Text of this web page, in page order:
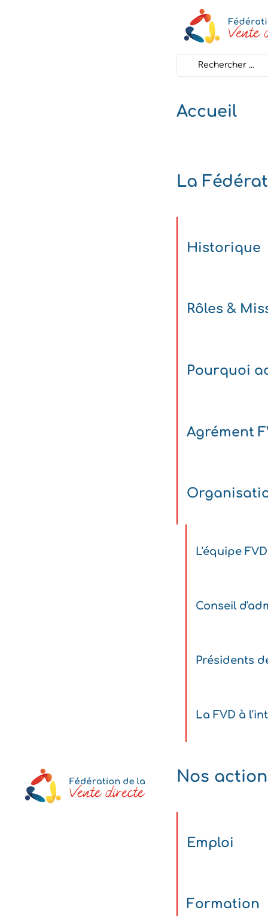
Search
...
Accueil
La
Historique
Rôles &
Pourquoi
Agrément
L'équipe FVD
Conseil
Présidents
La FVD à
Nos
Emploi
Formation